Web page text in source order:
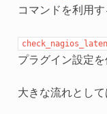
コマンドを利用
プラグイン設定を
大きな流れとして